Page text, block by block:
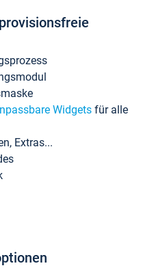
Widgets für alle
Extras...